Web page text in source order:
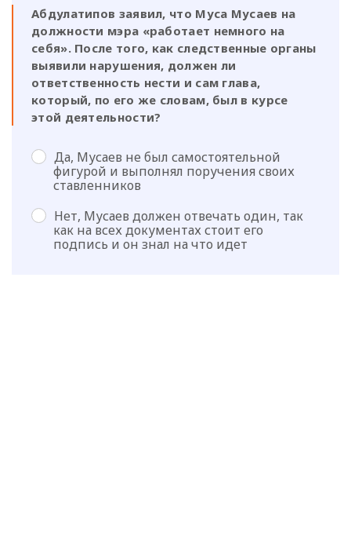
Абдулатипов заявил, что Муса Мусаев на
должности мэра «работает немного на
себя». После того, как следственные органы
выявили нарушения, должен ли
ответственность нести и сам глава,
который, по его же словам, был в курсе
этой деятельности?
Да, Мусаев не был самостоятельной
фигурой и выполнял поручения своих
ставленников
Нет, Мусаев должен отвечать один, так
как на всех документах стоит его
подпись и он знал на что идет